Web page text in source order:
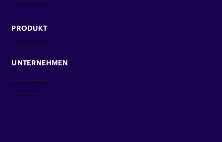
PRODUKT
UNTERNEHMEN